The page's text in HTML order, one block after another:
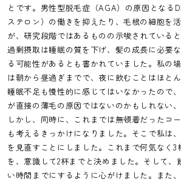
とです。男性型脱毛症（AGA）の原因となる
ステロン）の働きを抑えたり、毛根の細胞を
が、研究段階ではあるものの示唆されている
過剰摂取は睡眠の質を下げ、髪の成長に必要
る可能性があるとも書かれていました。私の
は朝から昼過ぎまでで、夜に飲むことはほと
睡眠不足も慢性的に感じてはいなかったので
が直接の薄毛の原因ではないのかもしれない
しかし、同時に、これまでは無頓着だったコ
も考えるきっかけになりました。そこで私は
を見直すことにしました。これまで何気なく3
を、意識して2杯までと決めました。そして、
い時間までにするように心がけました。また